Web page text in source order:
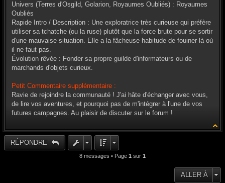
Univers (Terres d'Osgild, Golarion, Royaumes Oubliés) : Royaumes
Oubliés
Rapide Intro / Description : Une exploratrice très curieuse qui préfère
utiliser sa tchatche (ou la ruse) plutôt que la force brute pour se sortir
d'une mauvaise situation. Elle a la fâcheuse habitude de fouiner là où
il ne faut pas.
Évolution rêvée : Fonder sa propre guilde d'informateurs ou de
marchands d'objets curieux.
Petit Commentaire supplémentaire :
Ravie de rejoindre la communauté ! J'ai hâte d'échanger avec vous,
de lire vos aventures, et pourquoi pas de m'intégrer à l'une de vos
futures campagnes. Au plaisir de discuter sur le forum !
RÉPONDRE
8 messages • Page 1 sur 1
ALLER À